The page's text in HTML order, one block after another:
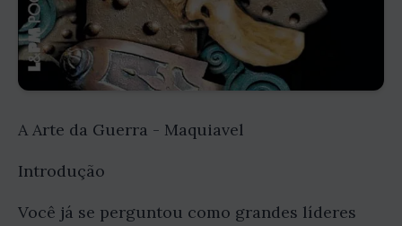
A Arte da Guerra - Maquiavel
Introdução
Você já se perguntou como grandes líderes